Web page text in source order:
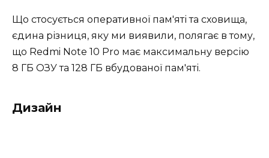
Що стосується оперативної пам'яті та сховища,
єдина різниця, яку ми виявили, полягає в тому,
що Redmi Note 10 Pro має максимальну версію
8 ГБ ОЗУ та 128 ГБ вбудованої пам'яті.
Дизайн